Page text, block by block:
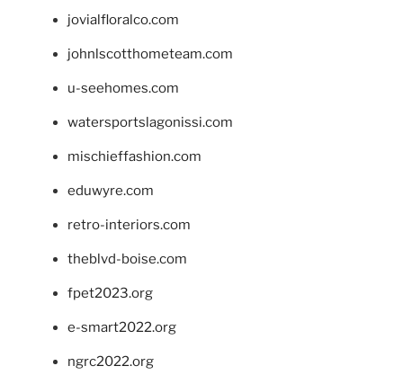
jovialfloralco.com
johnlscotthometeam.com
u-seehomes.com
watersportslagonissi.com
mischieffashion.com
eduwyre.com
retro-interiors.com
theblvd-boise.com
fpet2023.org
e-smart2022.org
ngrc2022.org